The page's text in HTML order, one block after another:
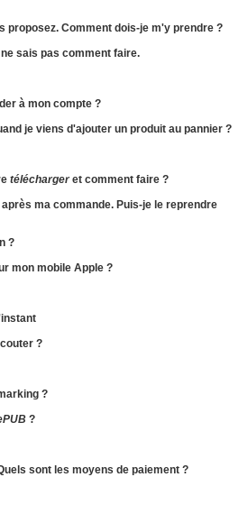
proposez. Comment dois-je m'y prendre ?
sais pas comment faire.
à mon compte ?
je viens d'ajouter un produit au pannier ?
téléchargeret comment faire ?
ma commande. Puis-je le reprendre
?
mon mobile Apple ?
?
?
?
sont les moyens de paiement ?